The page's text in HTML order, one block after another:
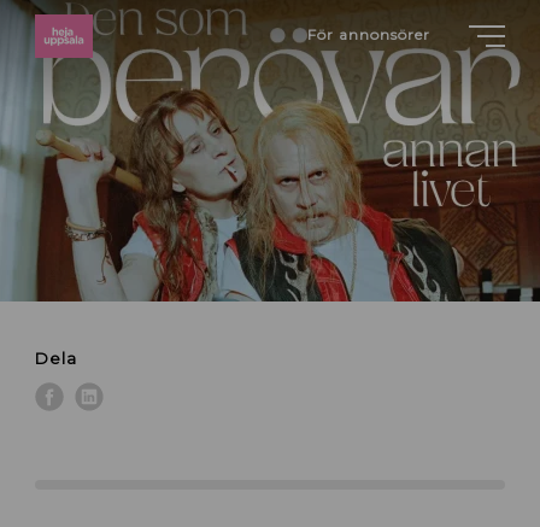
För annonsörer
Dela